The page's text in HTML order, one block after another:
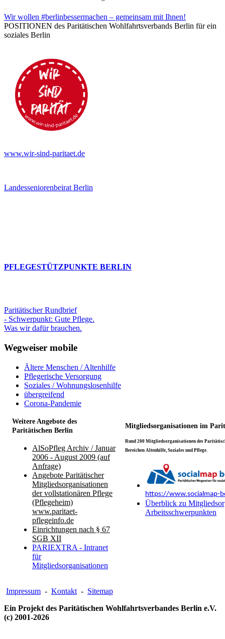
Wir wollen #berlinbessermachen – gemeinsam mit Ihnen!
POSITIONEN des Paritätischen Wohlfahrtsverbands Berlin für ein
soziales Berlin
www.wir-sind-paritaet.de
Landesseniorenbeirat Berlin
PFLEGESTÜTZPUNKTE BERLIN
Paritätischer Rundbrief
- Schwerpunkt: Gute Pflege.
Was wir dafür brauchen.
Wegweiser mobile
Ältere Menschen / Altenhilfe
Pflegerische Versorgung
Soziales / Wohnungslosenhilfe
übergreifend
Corona-Pandemie
Weitere Angebote des
Paritätischen Berlin
Mitgliedsorganisationen im
AlSoPfleg Archiv / Januar
2006 - August 2009 (auf
Anfrage)
Angebote Paritätischer
Mitgliedsorganisationen
der vollstationären Pflege
(Pflegeheim)
www.paritaet-
pflegeinfo.de
Einrichtungen nach § 67
SGB XII
PARIEXTRA - Intranet
für
Mitgliedsorganisationen
Rund 200 Mitgliedsorganisationen des
Bereichen Altenhilfe, Soziales und Pflege.
https://www.socialmap-
Überblick zu
Arbeitsschwerpunkten
Impressum - Kontakt - Sitemap
Ein Projekt des Paritätischen Wohlfahrtsverbandes Berlin e.V.
(c) 2001-2026